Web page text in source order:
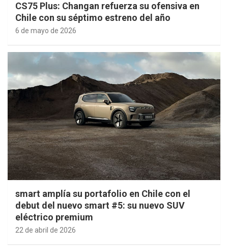
CS75 Plus: Changan refuerza su ofensiva en
Chile con su séptimo estreno del año
6 de mayo de 2026
smart amplía su portafolio en Chile con el
debut del nuevo smart #5: su nuevo SUV
eléctrico premium
22 de abril de 2026